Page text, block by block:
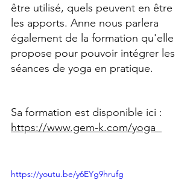
être utilisé, quels peuvent en être
les apports. Anne nous parlera
également de la formation qu'elle
propose pour pouvoir intégrer les
séances de yoga en pratique.
Sa formation est disponible ici :
https://www.gem-k.com/yoga
https://youtu.be/y6EYg9hrufg